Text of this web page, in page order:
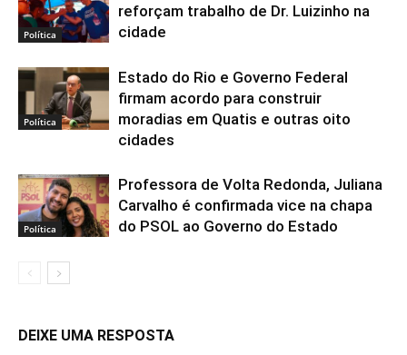
Política
reforçam trabalho de Dr. Luizinho na
cidade
Política
Estado do Rio e Governo Federal
firmam acordo para construir
moradias em Quatis e outras oito
cidades
Política
Professora de Volta Redonda, Juliana
Carvalho é confirmada vice na chapa
do PSOL ao Governo do Estado
DEIXE UMA RESPOSTA